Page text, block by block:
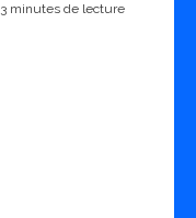
3 minutes de lecture